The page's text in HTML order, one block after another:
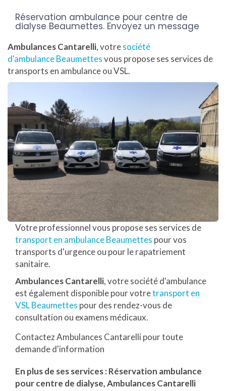
Réservation ambulance pour centre de
dialyse Beaumettes. Envoyez un message
Ambulances Cantarelli, votresociété
d'ambulance Beaumettesvous propose ses services de
transports en ambulance ou VSL.
Votre professionnel vous propose ses services de
transport en ambulance Beaumettes pour vos
transports d'urgence ou pour le rapatriement
sanitaire.
Ambulances Cantarelli, votre société d'ambulance
est également disponible pour votretransport en
VSL Beaumettes pour des rendez-vous de
consultation ou examens médicaux.
Contactez Ambulances Cantarelli pour toute
demande d'information
En plus de ses services : Réservation ambulance
pour centre de dialyse, Ambulances Cantarelli